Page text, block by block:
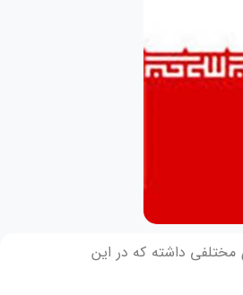
مختلفی داشته که در این